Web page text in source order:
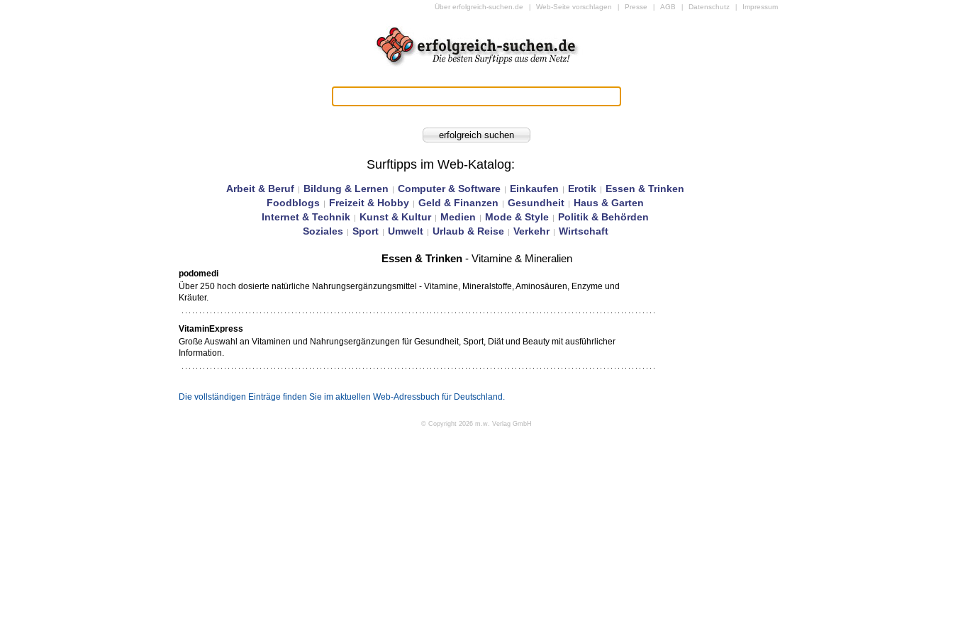
Über erfolgreich-suchen.de Web-Seite vorschlagen Presse AGB Datenschutz Impressum
Surftipps im Web-Katalog:
Arbeit & Beruf | Bildung & Lernen | Computer & Software | Einkaufen | Erotik | Essen & Trinken
Foodblogs | Freizeit & Hobby | Geld & Finanzen | Gesundheit | Haus & Garten
Internet & Technik | Kunst & Kultur | Medien | Mode & Style | Politik & Behörden
Soziales | Sport | Umwelt | Urlaub & Reise | Verkehr | Wirtschaft
Essen & Trinken - Vitamine & Mineralien
podomedi
Über 250 hoch dosierte natürliche Nahrungsergänzungsmittel - Vitamine, Mineralstoffe, Aminosäuren, Enzyme und
Kräuter.
VitaminExpress
Große Auswahl an Vitaminen und Nahrungsergänzungen für Gesundheit, Sport, Diät und Beauty mit ausführlicher
Information.
Die vollständigen Einträge finden Sie im aktuellen Web-Adressbuch für Deutschland.
© Copyright 2026 m.w. Verlag GmbH